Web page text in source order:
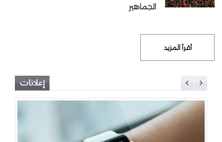
الجماهير
أقرأ المزيد
إعلانات